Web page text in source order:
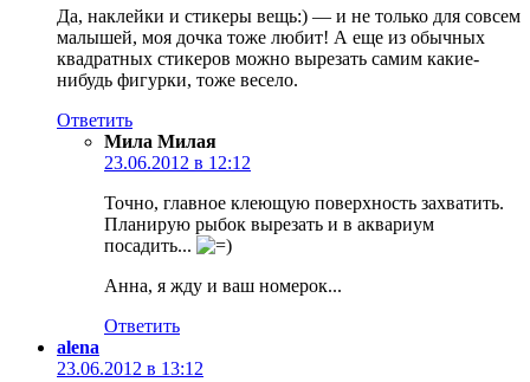
Да, наклейки и стикеры вещь:) — и не только для совсем
малышей, моя дочка тоже любит! А еще из обычных
квадратных стикеров можно вырезать самим какие-
нибудь фигурки, тоже весело.
Ответить
Мила Милая
23.06.2012 в 12:12
Точно, главное клеющую поверхность захватить.
Планирую рыбок вырезать и в аквариум
посадить...
Анна, я жду и ваш номерок...
Ответить
alena
23.06.2012 в 13:12